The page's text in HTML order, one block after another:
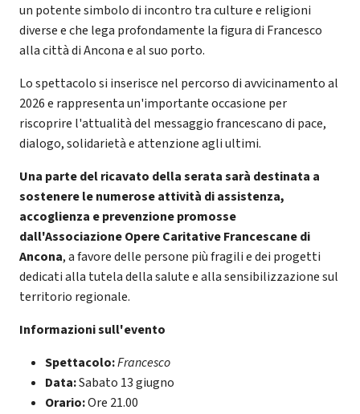
un potente simbolo di incontro tra culture e religioni
diverse e che lega profondamente la figura di Francesco
alla città di Ancona e al suo porto.
Lo spettacolo si inserisce nel percorso di avvicinamento al
2026 e rappresenta un'importante occasione per
riscoprire l'attualità del messaggio francescano di pace,
dialogo, solidarietà e attenzione agli ultimi.
Una parte del ricavato della serata sarà destinata a
sostenere le numerose attività di assistenza,
accoglienza e prevenzione promosse
dall'Associazione Opere Caritative Francescane di
Ancona, a favore delle persone più fragili e dei progetti
dedicati alla tutela della salute e alla sensibilizzazione sul
territorio regionale.
Informazioni sull'evento
Spettacolo:Francesco
Data:Sabato 13 giugno
Orario:Ore 21.00